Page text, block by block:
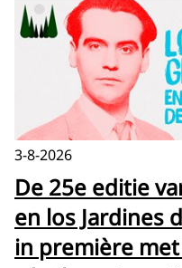
3-8-2026
De 25e editie
en los Jardines
in première met